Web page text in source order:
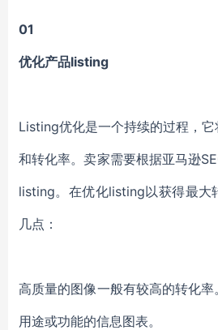
01
优化产品listing
Listing优化是一个持续的过程，
和转化率。卖家需要根据亚马逊
listing。在优化listing以获得最大
几点：
高质量的图像一般有较高的转化
用途或功能的信息图表。